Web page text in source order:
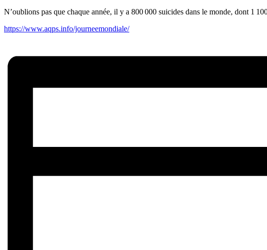
N’oublions pas que chaque année, il y a 800 000 suicides dans le monde, dont 1
https://www.aqps.info/journeemondiale/